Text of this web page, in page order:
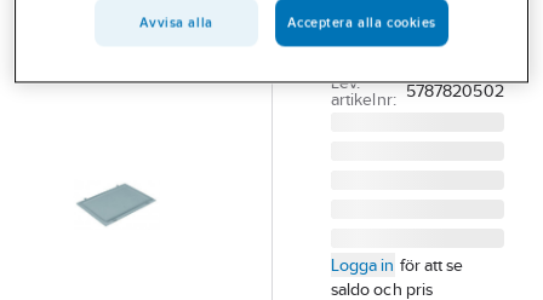
5787.820
400X300MM GRÅ
Lev.
artikelnr: 5787820502
Logga in för att se
saldo och pris
Avvisa alla Acceptera alla cookies